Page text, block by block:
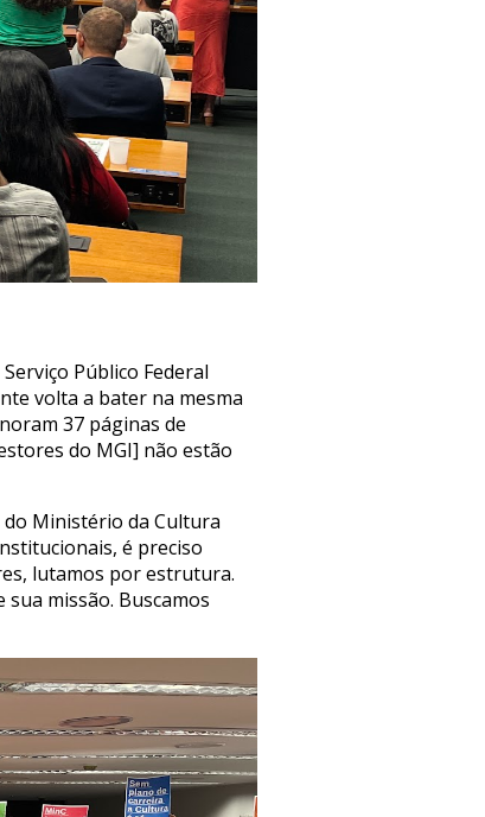
Público Federal
volta a bater na mesma
37 páginas de
do MGI] não estão
do Ministério da Cultura
é preciso
lutamos por estrutura.
missão. Buscamos